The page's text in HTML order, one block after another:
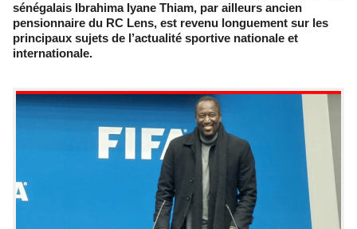
sénégalais Ibrahima Iyane Thiam, par ailleurs ancien
pensionnaire du RC Lens, est revenu longuement sur les
principaux sujets de l’actualité sportive nationale et
internationale.